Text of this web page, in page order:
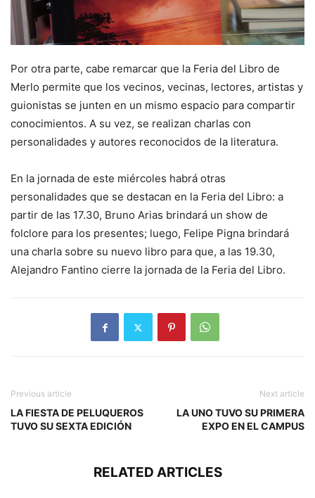
Por otra parte, cabe remarcar que la Feria del Libro de
Merlo permite que los vecinos, vecinas, lectores, artistas y
guionistas se junten en un mismo espacio para compartir
conocimientos. A su vez, se realizan charlas con
personalidades y autores reconocidos de la literatura.
En la jornada de este miércoles habrá otras
personalidades que se destacan en la Feria del Libro: a
partir de las 17.30, Bruno Arias brindará un show de
folclore para los presentes; luego, Felipe Pigna brindará
una charla sobre su nuevo libro para que, a las 19.30,
Alejandro Fantino cierre la jornada de la Feria del Libro.
Previous article
LA FIESTA DE PELUQUEROS
TUVO SU SEXTA EDICIÓN
Next article
LA UNO TUVO SU PRIMERA
EXPO EN EL CAMPUS
RELATED ARTICLES